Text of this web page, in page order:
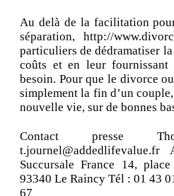
Au delà de la facilitation
séparation, http://
particuliers de dédramatiser
coûts et en leur
besoin. Pour que le divorce
simplement la fin d’un
nouvelle vie, sur de bonnes
Contact presse
Succursale France 14,
93340 Le Raincy Tél : 01 43
67